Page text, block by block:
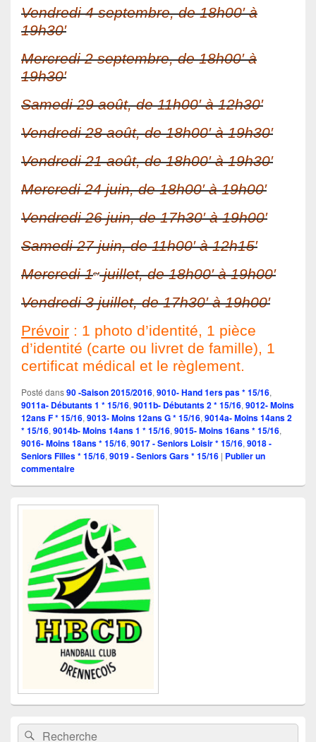
Vendredi 4 septembre, de 18h00′ à
19h30′
Mercredi 2 septembre, de 18h00′ à
19h30′
Samedi 29 août, de 11h00′ à 12h30′
Vendredi 28 août, de 18h00′ à 19h30′
Vendredi 21 août, de 18h00′ à 19h30′
Mercredi 24 juin, de 18h00′ à 19h00′
Vendredi 26 juin, de 17h30′ à 19h00′
Samedi 27 juin, de 11h00′ à 12h15′
Mercredi 1erjuillet, de 18h00′ à 19h00′
Vendredi 3 juillet, de 17h30′ à 19h00′
Prévoir : 1 photo d’identité, 1 pièce
d’identité (carte ou livret de famille), 1
certificat médical et le règlement.
Posté dans90 -Saison 2015/2016, 9010- Hand 1ers pas * 15/16,
9011a- Débutants 1 * 15/16, 9011b- Débutants 2 * 15/16, 9012- Moins
12ans F * 15/16, 9013- Moins 12ans G * 15/16, 9014a- Moins 14ans 2
* 15/16, 9014b- Moins 14ans 1 * 15/16, 9015- Moins 16ans * 15/16,
9016- Moins 18ans * 15/16, 9017 - Seniors Loisir * 15/16, 9018 -
Seniors Filles * 15/16, 9019 - Seniors Gars * 15/16 | Publier un
commentaire
Zone
barre
latérale
Recherche :Rechercher